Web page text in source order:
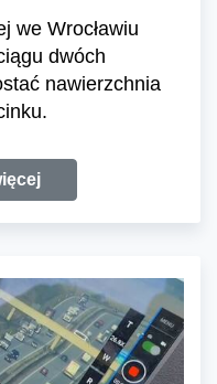
we Wrocławiu
dwóch
nawierzchnia